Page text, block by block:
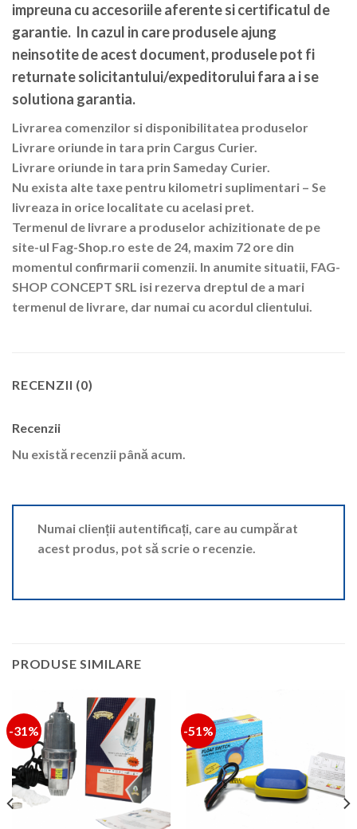
impreuna cu accesoriile aferente si certificatul de
garantie. In cazul in care produsele ajung
neinsotite de acest document, produsele pot fi
returnate solicitantului/expeditorului fara a i se
solutiona garantia.
Livrarea comenzilor si disponibilitatea produselor
Livrare oriunde in tara prin Cargus Curier.
Livrare oriunde in tara prin Sameday Curier.
Nu exista alte taxe pentru kilometri suplimentari – Se
livreaza in orice localitate cu acelasi pret.
Termenul de livrare a produselor achizitionate de pe
site-ul Fag-Shop.ro este de 24, maxim 72 ore din
momentul confirmarii comenzii. In anumite situatii, FAG-
SHOP CONCEPT SRL isi rezerva dreptul de a mari
termenul de livrare, dar numai cu acordul clientului.
RECENZII (0)
Recenzii
Nu există recenzii până acum.
Numai clienții autentificați, care au cumpărat
acest produs, pot să scrie o recenzie.
PRODUSE SIMILARE
-31% -51%